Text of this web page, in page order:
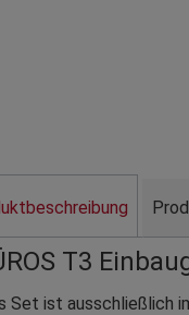
T3
Set ist ausschließlich